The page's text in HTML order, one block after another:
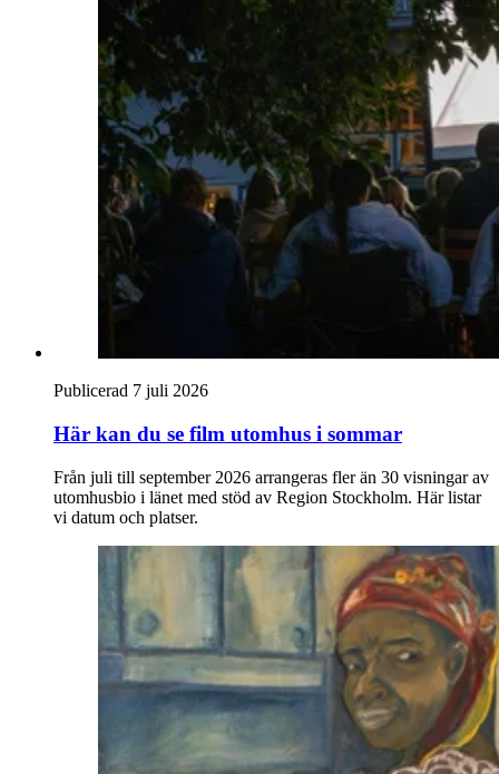
Publicerad 7 juli 2026
Här kan du se film utomhus i sommar
Från juli till september 2026 arrangeras fler än 30 visningar av
utomhusbio i länet med stöd av Region Stockholm. Här listar
vi datum och platser.